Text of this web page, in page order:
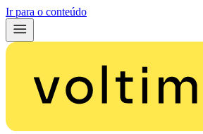
Ir para o conteúdo